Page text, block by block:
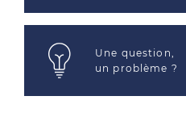
Une question,
un problème ?